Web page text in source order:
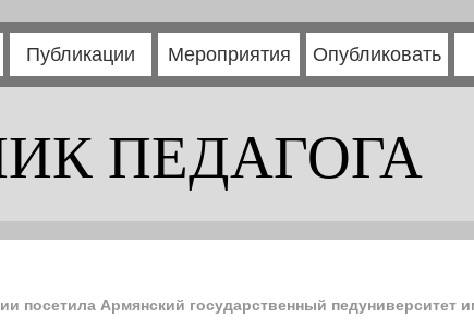
Публикации Мероприятия Опубликовать
ПЕДАГОГА
посетила Армянский государственный педуниверситет